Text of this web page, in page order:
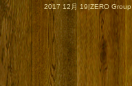
2017 12月 19|ZERO Group